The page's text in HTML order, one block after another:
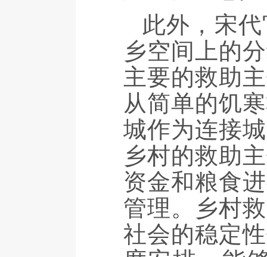
此外，宋
乡空间上的
主要的救助
从简单的饥
城作为连接
乡村的救助
资金和粮食
管理。乡村
社会的稳定